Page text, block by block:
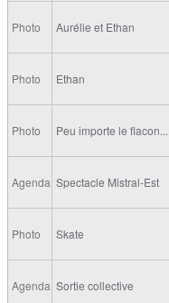
Photo Aurélie et Ethan
Photo Ethan
Photo Peu importe le flacon...
Agenda Spectacle Mistral-Est
Photo Skate
Agenda Sortie collective